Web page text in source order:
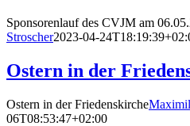
Sponsorenlauf des CVJM am
Stroscher2023-04-
Ostern in der
Ostern in der Friedenskirche
06T08:53:47+02:00